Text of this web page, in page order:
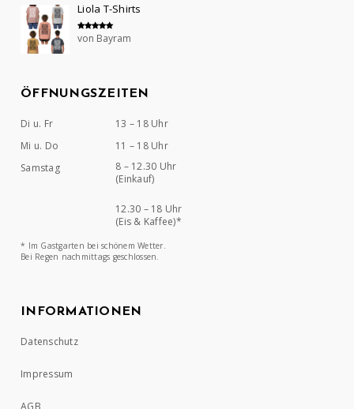
Liola T-Shirts
Bewertet mit
von Bayram
ÖFFNUNGSZEITEN
Di u. Fr
13 – 18 Uhr
Mi u. Do
11 – 18 Uhr
Samstag
8 – 12.30 Uhr
(Einkauf)
12.30 – 18 Uhr
(Eis & Kaffee)*
* Im Gastgarten bei schönem Wetter.
Bei Regen nachmittags geschlossen.
INFORMATIONEN
Datenschutz
Impressum